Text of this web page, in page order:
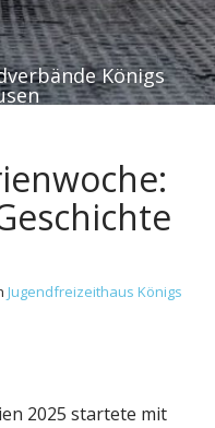
Königs
Jugendfreizeithaus Königs
2025 startete mit